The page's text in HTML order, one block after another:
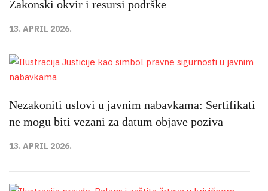
Zakonski okvir i resursi podrške
13. APRIL 2026.
Nezakoniti uslovi u javnim nabavkama: Sertifikati
ne mogu biti vezani za datum objave poziva
13. APRIL 2026.